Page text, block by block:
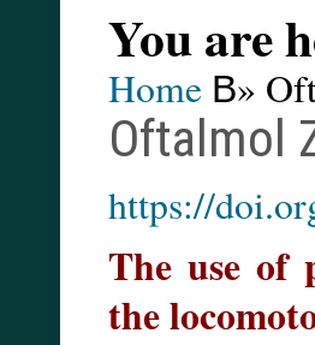
You are
Home В»
Oftalmol
https://
The use of
the